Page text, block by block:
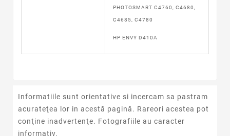
PHOTOSMART C4760, C4680,
C4685, C4780
HP ENVY D410A
Informatiile sunt orientative si incercam sa pastram
acurateţea lor in acestă pagină. Rareori acestea pot
conţine inadvertenţe. Fotografiile au caracter
informativ.